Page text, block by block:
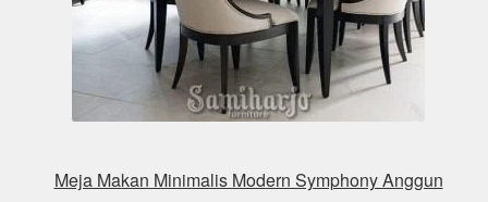
Meja Makan Minimalis Modern Symphony Anggun